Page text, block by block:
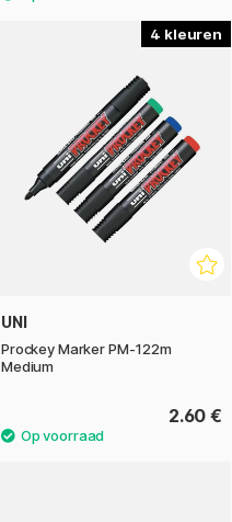
4
UNI
Prockey Marker PM-122m
Medium
2.60 €